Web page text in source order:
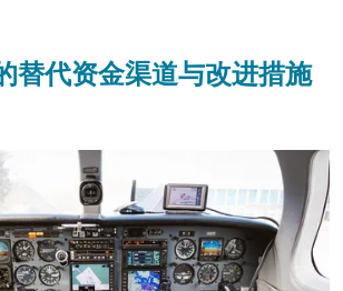
替代资金渠道与改进措施